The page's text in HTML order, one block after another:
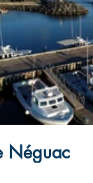
Néguac